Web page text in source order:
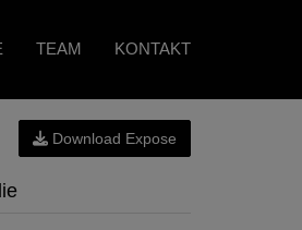
TEAM KONTAKT
Download Expose